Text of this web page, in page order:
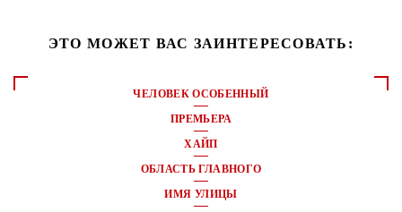
ЭТО МОЖЕТ ВАС ЗАИНТЕРЕСОВАТЬ:
ЧЕЛОВЕК ОСОБЕННЫЙ
ПРЕМЬЕРА
ХАЙП
ОБЛАСТЬ ГЛАВНОГО
ИМЯ УЛИЦЫ